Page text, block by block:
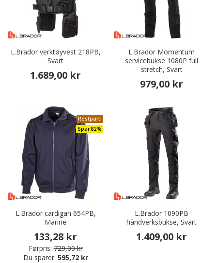
L.Brador verktøyvest 218PB,
Svart
1.689,00 kr
L.Brador Momentum
servicebukse 1080P full
stretch, Svart
979,00 kr
Restparti
Spar 82%
L.Brador cardigan 654PB,
Marine
133,28 kr
Førpris: 729,00 kr
Du sparer: 595,72 kr
L.Brador 1090PB
håndverksbukse, Svart
1.409,00 kr